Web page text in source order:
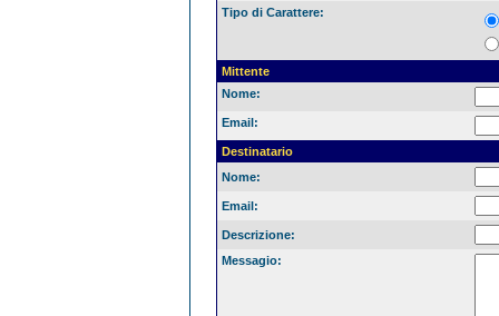
Tipo di Carattere:
Mittente
Nome:
Email:
Destinatario
Nome:
Email:
Descrizione:
Messagio: